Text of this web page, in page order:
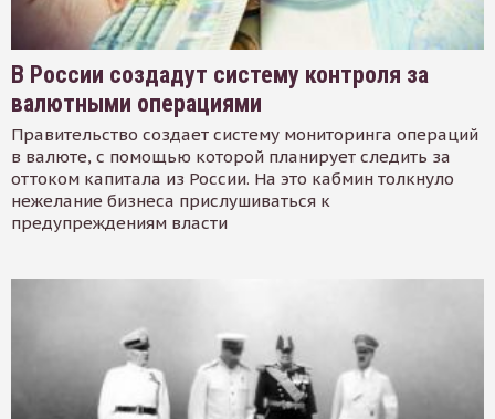
В России создадут систему контроля за
валютными операциями
Правительство создает систему мониторинга операций
в валюте, с помощью которой планирует следить за
оттоком капитала из России. На это кабмин толкнуло
нежелание бизнеса прислушиваться к
предупреждениям власти